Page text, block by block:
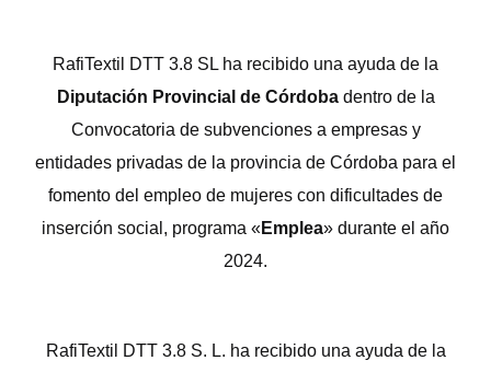
RafiTextil DTT 3.8 SL ha recibido una ayuda de la
Diputación Provincial de Córdobadentro de la
Convocatoria de subvenciones a empresas y
entidades privadas de la provincia de Córdoba para el
fomento del empleo de mujeres con dificultades de
inserción social, programa «Emplea» durante el año
2024.
RafiTextil DTT 3.8 S. L. ha recibido una ayuda de la